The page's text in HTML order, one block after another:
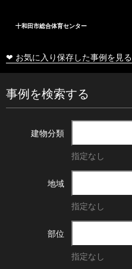
十和田市総合体育センター
❤ お気に入り保存した事例を見る
事例を検索する
建物分類
指定なし
地域
指定なし
部位
指定なし